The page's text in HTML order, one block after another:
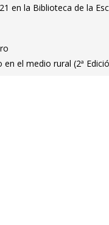
en la Biblioteca de la
el medio rural (2ª